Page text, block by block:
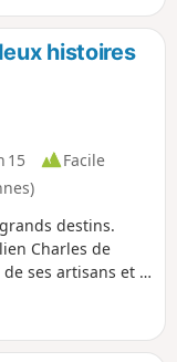
histoires
15
Facile
destins.
Charles de
ses artisans et à